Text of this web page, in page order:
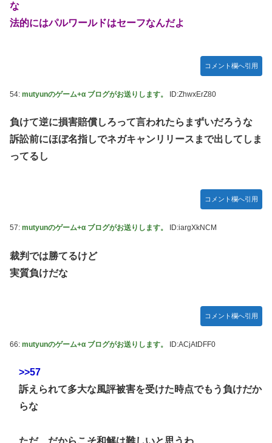
な
法的にはパルワールドはセーフなんだよ
コメント欄へ引用
54: mutyunのゲーム+α ブログがお送りします。 ID:ZhwxErZ80
負けて逆に損害賠償しろって言われたらまずいだろうな
訴訟前にほぼ名指しでネガキャンリリースまで出してしま
ってるし
コメント欄へ引用
57: mutyunのゲーム+α ブログがお送りします。 ID:iargXkNCM
裁判では勝てるけど
実質負けだな
コメント欄へ引用
66: mutyunのゲーム+α ブログがお送りします。 ID:ACjAtDFF0
>>57
訴えられて多大な風評被害を受けた時点でもう負けだか
らな
ただ、だからこそ和解は難しいと思うわ